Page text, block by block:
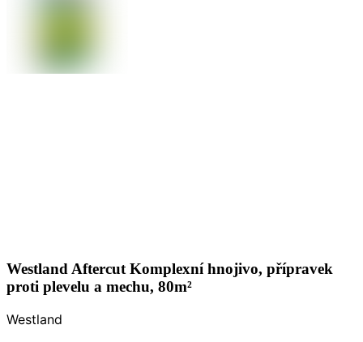
Westland Aftercut Komplexní hnojivo, přípravek
proti plevelu a mechu, 80m²
Westland